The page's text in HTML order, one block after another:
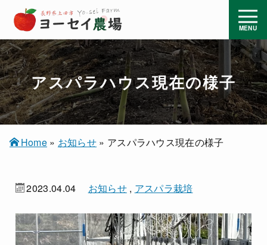
アスパラハウス現在の様子
Home » お知らせ » アスパラハウス現在の様子
2023.04.04 お知らせ, アスパラ栽培